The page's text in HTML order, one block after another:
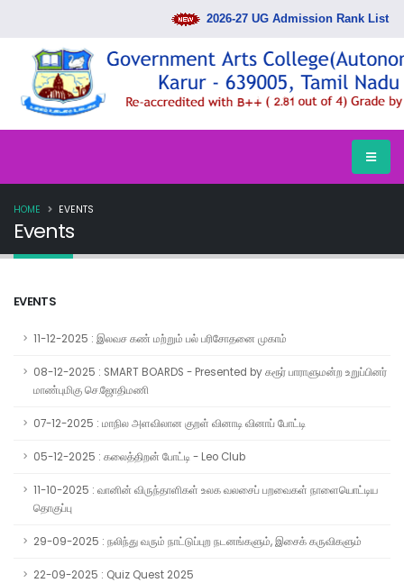
2026-27 UG Admission Rank List
Events
HOME EVENTS
EVENTS
11-12-2025 : இலவச கண் மற்றும் பல் பரிசோதனை முகாம்
08-12-2025 : SMART BOARDS - Presented by கரூர் பாராளுமன்ற உறுப்பினர்
மாண்புமிகு செ.ஜோதிமணி
07-12-2025 : மாநில அளவிலான குறள் வினாடி வினாப் போட்டி
05-12-2025 : கலைத்திறன் போட்டி - Leo Club
11-10-2025 : வானின் விருந்தாளிகள் உலக வலசைப் பறவைகள் நாளையொட்டிய
தொகுப்பு
29-09-2025 : நலிந்து வரும் நாட்டுப்புற நடனங்களும், இசைக் கருவிகளும்
22-09-2025 : Quiz Quest 2025